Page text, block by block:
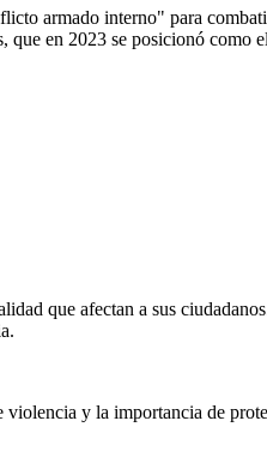
armado interno" para
que en 2023 se posicionó como
que afectan a sus
y la importancia de